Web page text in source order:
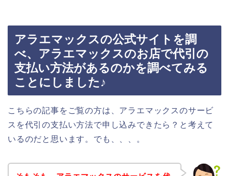
アラエマックスの公式サイトを調
べ、アラエマックスのお店で代引の
支払い方法があるのかを調べてみる
ことにしました♪
こちらの記事をご覧の方は、アラエマックスのサービ
スを代引の支払い方法で申し込みできたら？と考えて
いるのだと思います。でも、、、。